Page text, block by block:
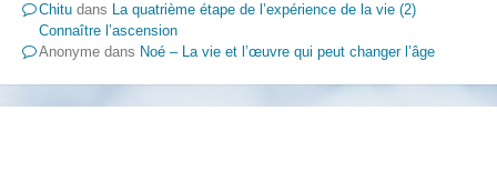
Chitudans La quatrième étape de l’expérience de la vie (2)
Connaître l’ascension
Anonymedans Noé – La vie et l’œuvre qui peut changer l’âge